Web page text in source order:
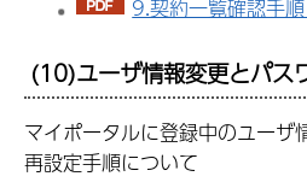
9.契約一覧確認手
(10)ユーザ情報変更とパス
マイポータルに登録中のユーザ
再設定手順について